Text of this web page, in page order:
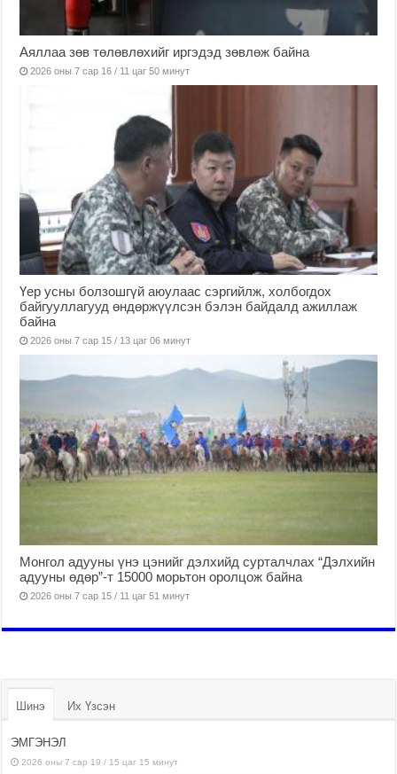
Аяллаа зөв төлөвлөхийг иргэдэд зөвлөж байна
2026 оны 7 сар 16 / 11 цаг 50 минут
Үер усны болзошгүй аюулаас сэргийлж, холбогдох
байгууллагууд өндөржүүлсэн бэлэн байдалд ажиллаж
байна
2026 оны 7 сар 15 / 13 цаг 06 минут
Монгол адууны үнэ цэнийг дэлхийд сурталчлах “Дэлхийн
адууны өдөр”-т 15000 морьтон оролцож байна
2026 оны 7 сар 15 / 11 цаг 51 минут
Шинэ Их Үзсэн
ЭМГЭНЭЛ
2026 оны 7 сар 19 / 15 цаг 15 минут